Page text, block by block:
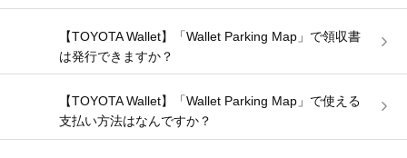
【TOYOTA Wallet】「Wallet Parking Map」で領収書
は発行できますか？
【TOYOTA Wallet】「Wallet Parking Map」で使える
支払い方法はなんですか？